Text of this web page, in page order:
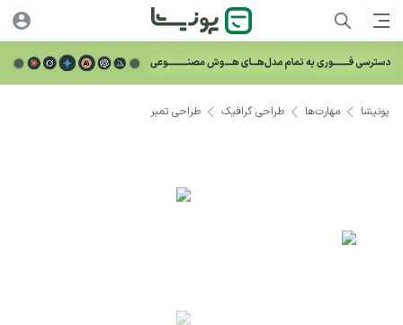
پونیشا مهارت‌ها طراحی گرافیک طراحی تمبر